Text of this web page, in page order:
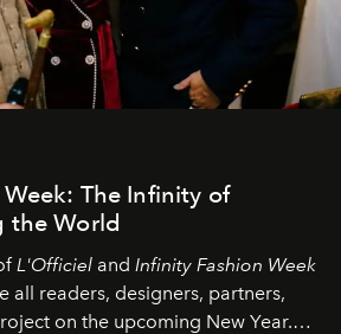
The Infinity of
the World
L'Officiel and Infinity Fashion Week
all readers, designers, partners,
on the upcoming New Year.